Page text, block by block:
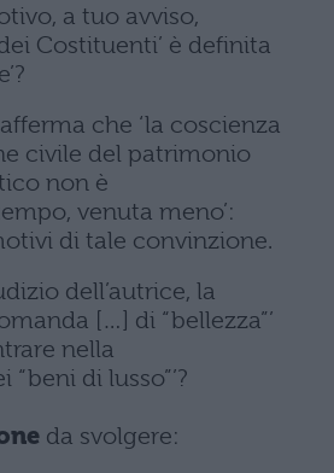
a tuo avviso,
Costituenti’ è definita
che ‘la coscienza
civile del patrimonio
non è
venuta meno’:
di tale convinzione.
dell’autrice, la
[…] di “bellezza”’
nella
“beni di lusso”’?
da svolgere: